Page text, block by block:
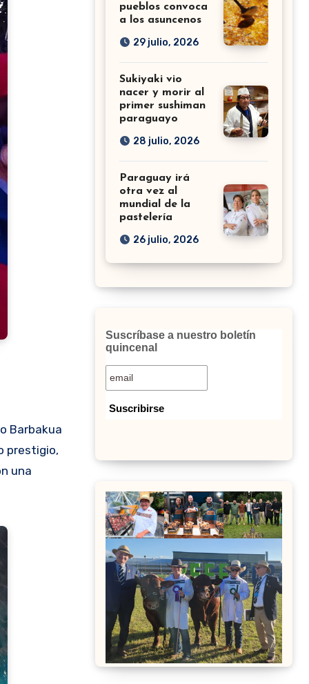
prestigio,
una
pueblos convoca
a los asuncenos
29 julio, 2026
Sukiyaki vio
nacer y morir al
primer sushiman
paraguayo
28 julio, 2026
Paraguay irá
otra vez al
mundial de la
pastelería
26 julio, 2026
Suscríbase a nuestro boletín
quincenal